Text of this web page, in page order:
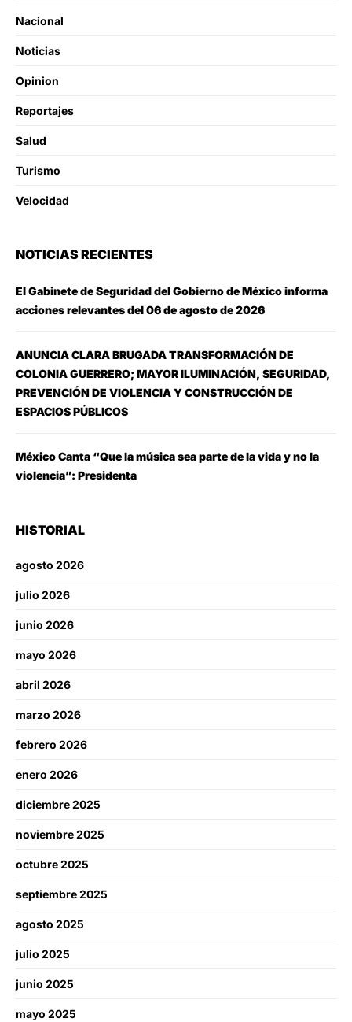
Nacional
Noticias
Opinion
Reportajes
Salud
Turismo
Velocidad
NOTICIAS RECIENTES
El Gabinete de Seguridad del Gobierno de México informa
acciones relevantes del 06 de agosto de 2026
ANUNCIA CLARA BRUGADA TRANSFORMACIÓN DE
COLONIA GUERRERO; MAYOR ILUMINACIÓN, SEGURIDAD,
PREVENCIÓN DE VIOLENCIA Y CONSTRUCCIÓN DE
ESPACIOS PÚBLICOS
México Canta “Que la música sea parte de la vida y no la
violencia”: Presidenta
HISTORIAL
agosto 2026
julio 2026
junio 2026
mayo 2026
abril 2026
marzo 2026
febrero 2026
enero 2026
diciembre 2025
noviembre 2025
octubre 2025
septiembre 2025
agosto 2025
julio 2025
junio 2025
mayo 2025